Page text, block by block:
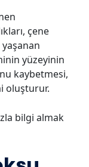
çene
yüzeyinin
kaybetmesi,
oluşturur.
bilgi almak